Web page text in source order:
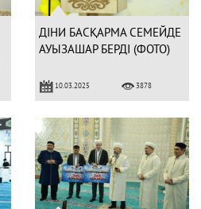
ДІНИ БАСҚАРМА СЕМЕЙДЕ
АУЫЗАШАР БЕРДІ (ФОТО)
10.03.2025 3878